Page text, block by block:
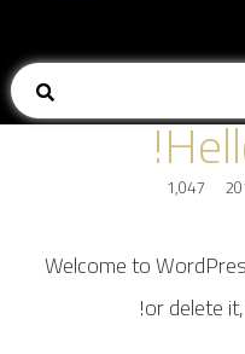
1,047
Welcome to
or delete